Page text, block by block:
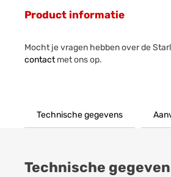
Product informatie
Mocht je vragen hebben over de
contactmet ons op.
Technische gegevens
Technische